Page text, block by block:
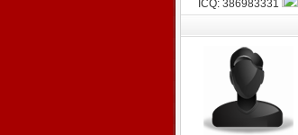
ICQ: 386983331